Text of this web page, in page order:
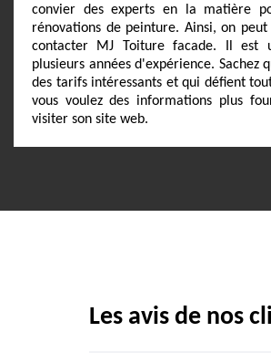
convier des experts en la matière
rénovations de peinture. Ainsi, on peut
contacter MJ Toiture facade. Il est
plusieurs années d'expérience. Sachez
des tarifs intéressants et qui défient
vous voulez des informations plus
visiter son site web.
Les avis de nos